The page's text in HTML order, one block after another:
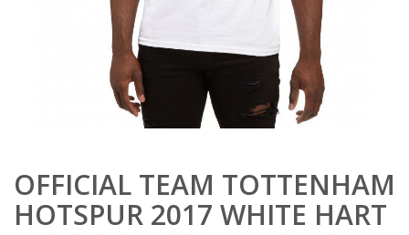
OFFICIAL TEAM TOTTENHAM
HOTSPUR 2017 WHITE HART